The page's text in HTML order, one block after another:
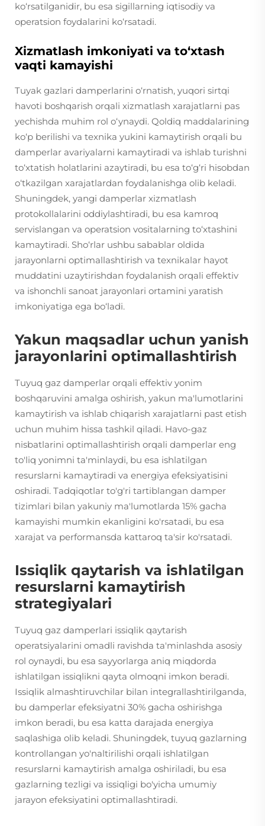
ko‘rsatilganidir, bu esa sigillarning iqtisodiy va
operatsion foydalarini ko‘rsatadi.
Xizmatlash imkoniyati va to‘xtash
vaqti kamayishi
Tuyak gazlari damperlarini o‘rnatish, yuqori sirtqi
havoti boshqarish orqali xizmatlash xarajatlarni pas
yechishda muhim rol o‘ynaydi. Qoldiq maddalarining
ko‘p berilishi va texnika yukini kamaytirish orqali bu
damperlar avariyalarni kamaytiradi va ishlab turishni
to‘xtatish holatlarini azaytiradi, bu esa to‘g‘ri hisobdan
o‘tkazilgan xarajatlardan foydalanishga olib keladi.
Shuningdek, yangi damperlar xizmatlash
protokollalarini oddiylashtiradi, bu esa kamroq
servislangan va operatsion vositalarning to‘xtashini
kamaytiradi. Sho‘rlar ushbu sabablar oldida
jarayonlarni optimallashtirish va texnikalar hayot
muddatini uzaytirishdan foydalanish orqali effektiv
va ishonchli sanoat jarayonlari ortamini yaratish
imkoniyatiga ega bo‘ladi.
Yakun maqsadlar uchun yanish
jarayonlarini optimallashtirish
Tuyuq gaz damperlar orqali effektiv yonim
boshqaruvini amalga oshirish, yakun ma'lumotlarini
kamaytirish va ishlab chiqarish xarajatlarni past etish
uchun muhim hissa tashkil qiladi. Havo-gaz
nisbatlarini optimallashtirish orqali damperlar eng
to'liq yonimni ta'minlaydi, bu esa ishlatilgan
resurslarni kamaytiradi va energiya efeksiyatisini
oshiradi. Tadqiqotlar to'g'ri tartiblangan damper
tizimlari bilan yakuniy ma'lumotlarda 15% gacha
kamayishi mumkin ekanligini ko'rsatadi, bu esa
xarajat va performansda kattaroq ta'sir ko'rsatadi.
Issiqlik qaytarish va ishlatilgan
resurslarni kamaytirish
strategiyalari
Tuyuq gaz damperlari issiqlik qaytarish
operatsiyalarini omadli ravishda ta'minlashda asosiy
rol oynaydi, bu esa sayyorlarga aniq miqdorda
ishlatilgan issiqlikni qayta olmoqni imkon beradi.
Issiqlik almashtiruvchilar bilan integrallashtirilganda,
bu damperlar efeksiyatni 30% gacha oshirishga
imkon beradi, bu esa katta darajada energiya
saqlashiga olib keladi. Shuningdek, tuyuq gazlarning
kontrollangan yo'naltirilishi orqali ishlatilgan
resurslarni kamaytirish amalga oshiriladi, bu esa
gazlarning tezligi va issiqligi bo'yicha umumiy
jarayon efeksiyatini optimallashtiradi.